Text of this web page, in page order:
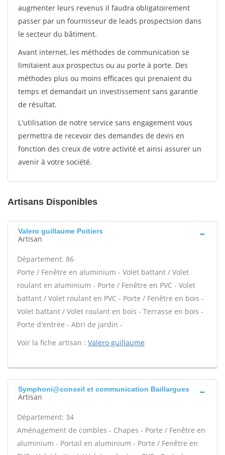
augmenter leurs revenus il faudra obligatoirement
passer par un fournisseur de leads prospectsion dans
le secteur du bâtiment.
Avant internet, les méthodes de communication se
limitaient aux prospectus ou au porte à porte. Des
méthodes plus ou moins efficaces qui prenaient du
temps et demandait un investissement sans garantie
de résultat.
L'utilisation de notre service sans engagement vous
permettra de recevoir des demandes de devis en
fonction des creux de votre activité et ainsi assurer un
avenir à votre société.
Artisans Disponibles
Valero guillaume Poitiers
Artisan
Département: 86
Porte / Fenêtre en aluminium - Volet battant / Volet
roulant en aluminium - Porte / Fenêtre en PVC - Volet
battant / Volet roulant en PVC - Porte / Fenêtre en bois -
Volet battant / Volet roulant en bois - Terrasse en bois -
Porte d'entrée - Abri de jardin -
Voir la fiche artisan : Valero guillaume
Symphoni@conseil et communication Baillargues
Artisan
Département: 34
Aménagement de combles - Chapes - Porte / Fenêtre en
aluminium - Portail en aluminium - Porte / Fenêtre en